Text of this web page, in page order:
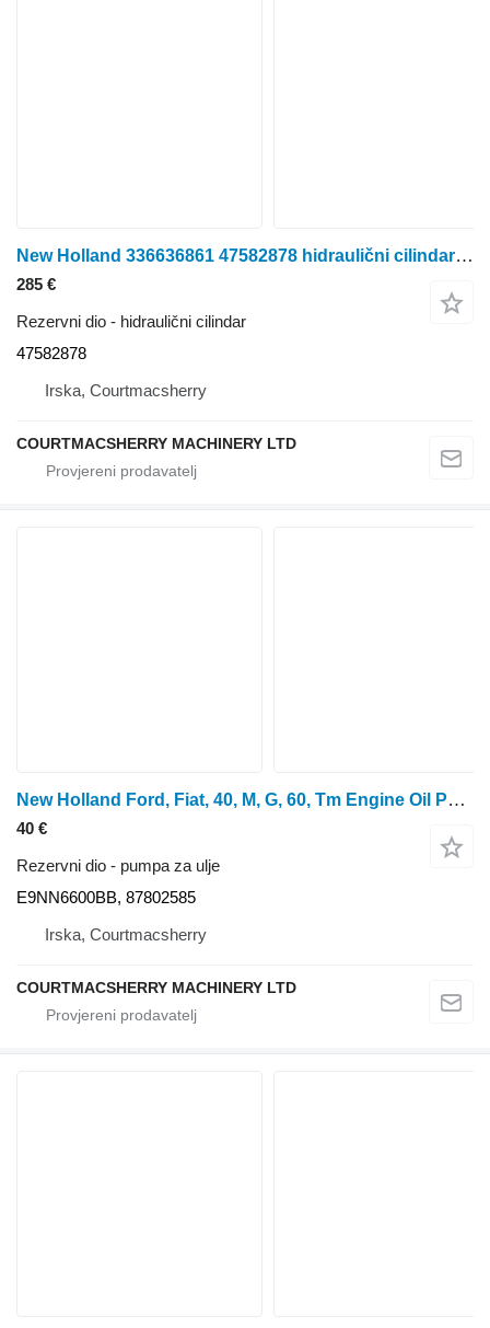
New Holland 336636861 47582878 hidraulični cilindar za traktora na kotačima
285 €
Rezervni dio - hidraulični cilindar
47582878
Irska, Courtmacsherry
COURTMACSHERRY MACHINERY LTD
New Holland Ford, Fiat, 40, M, G, 60, Tm Engine Oil Pumps E9nn6 E9NN6600BB pumpa za ulje za traktora na kotačima
40 €
Rezervni dio - pumpa za ulje
E9NN6600BB, 87802585
Irska, Courtmacsherry
COURTMACSHERRY MACHINERY LTD